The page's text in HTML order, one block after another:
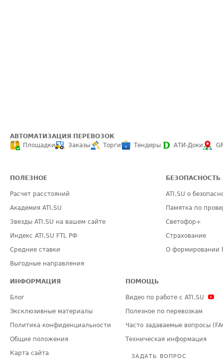
АВТОМАТИЗАЦИЯ ПЕРЕВОЗОК
Площадки
Заказы Торги Тендеры АТИ-Доки
ПОЛЕЗНОЕ
Расчет расстояний
Академия ATI.SU
Звезды ATI.SU на вашем сайте
Индекс ATI.SU FTL РФ
Средние ставки
Выгодные направления
БЕЗОПАСНОСТЬ
ATI.SU о
Памятка по
Светофор+
Страхование
О формировании
ИНФОРМАЦИЯ
Блог
Эксклюзивные материалы
Политика конфиденциальности
Общие положения
Карта сайта
ПОМОЩЬ
Видео по работе с ATI.SU
Полезное по перевозкам
Часто задаваемые вопросы
Техническая информация
ЗАДАТЬ ВОПРОС